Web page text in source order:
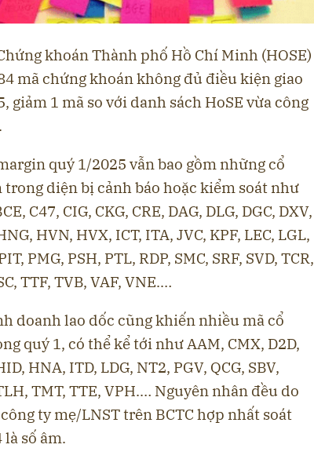
khoán Thành phố Hồ Chí Minh (HOSE)
mã chứng khoán không đủ điều kiện giao
giảm 1 mã so với danh sách HoSE vừa công
quý 1/2025 vẫn bao gồm những cổ
diện bị cảnh báo hoặc kiểm soát như
C47, CIG, CKG, CRE, DAG, DLG, DGC, DXV,
HVN, HVX, ICT, ITA, JVC, KPF, LEC, LGL,
PMG, PSH, PTL, RDP, SMC, SRF, SVD, TCR,
TTF, TVB, VAF, VNE.…
doanh lao dốc cũng khiến nhiều mã cổ
quý 1, có thể kể tới như AAM, CMX, D2D,
HNA, ITD, LDG, NT2, PGV, QCG, SBV,
TMT, TTE, VPH.… Nguyên nhân đều do
ty mẹ/LNST trên BCTC hợp nhất soát
số âm.